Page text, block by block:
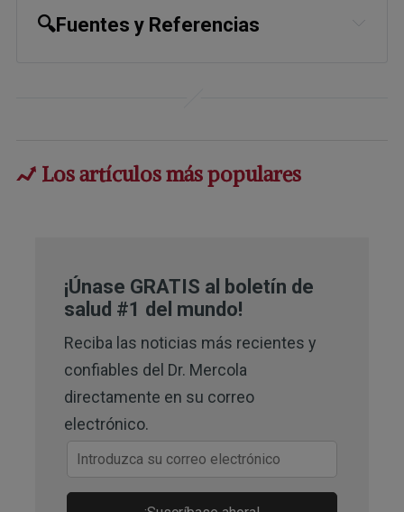
🔍Fuentes y Referencias
6, 7,
Nutrients. 2023 Jul
13;15(14):3129
9 Time, October 31, 2023
10,
USDA Agricultural Research
Service, The Question of Sugar
The American Journal of Clinical
Nutrition Volume 86, Issue 5,
Los artículos más populares
¡Únase GRATIS al boletín de
salud #1 del mundo!
Reciba las noticias más recientes y
confiables del Dr. Mercola
directamente en su correo
electrónico.